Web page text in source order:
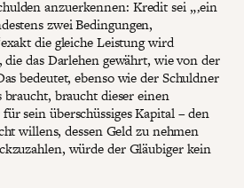
anzuerkennen: Kredit sei „‚ein
zwei Bedingungen,
die gleiche Leistung wird
das Darlehen gewährt, wie von der
bedeutet, ebenso wie der Schuldner
braucht, braucht dieser einen
sein überschüssiges Kapital – den
willens, dessen Geld zu nehmen
würde der Gläubiger kein